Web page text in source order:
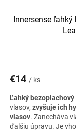
Innersense
€14 / ks
Ľahký bezoplachový
vlasov, zvyšuje ich
vlasov. Zanecháva
ďalšiu úpravu. Je